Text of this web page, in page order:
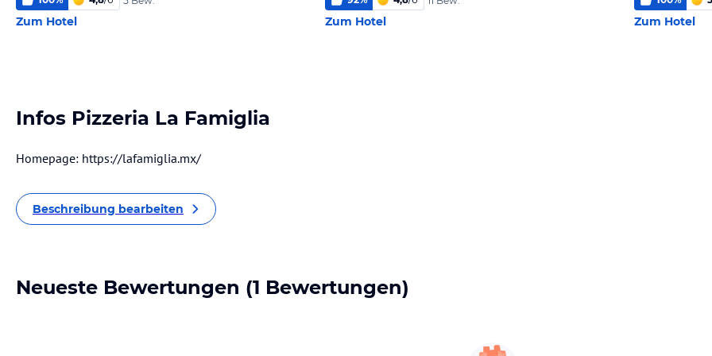
Zum Hotel Zum Hotel Zum Hotel
Infos Pizzeria La Famiglia
Homepage: https://lafamiglia.mx/
Beschreibung bearbeiten
Neueste Bewertungen (1 Bewertungen)